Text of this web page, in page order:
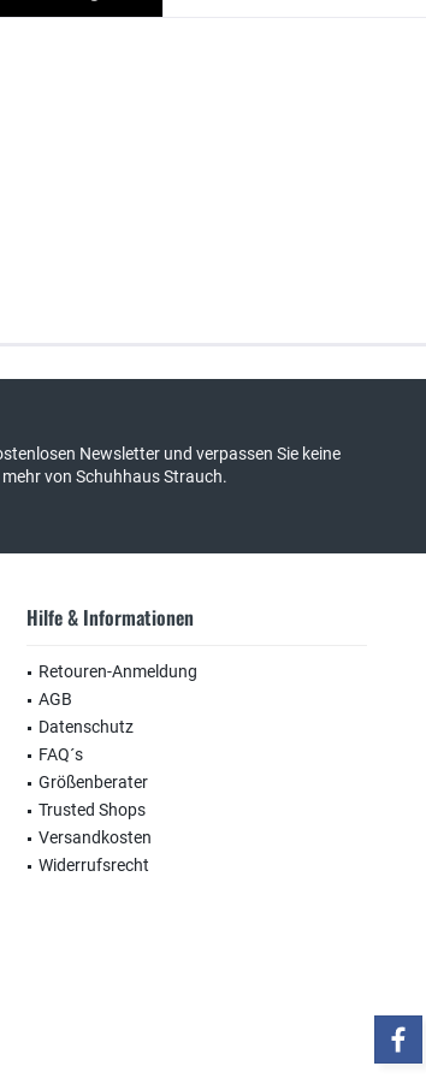
Newsletter und verpassen Sie keine
von Schuhhaus Strauch.
Hilfe & Informationen
Retouren-Anmeldung
AGB
Datenschutz
FAQ´s
Größenberater
Trusted Shops
Versandkosten
Widerrufsrecht